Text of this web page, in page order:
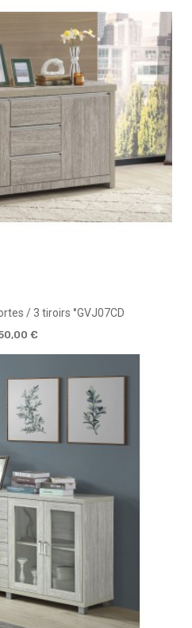
/ 3 tiroirs °GVJ07CD
€